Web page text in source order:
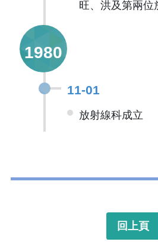
旺、洪及第兩位
1980
11-01
放射線科成立
回上頁